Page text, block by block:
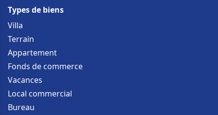
Types de biens
Villa
Terrain
Appartement
Fonds de commerce
Vacances
Local commercial
Bureau